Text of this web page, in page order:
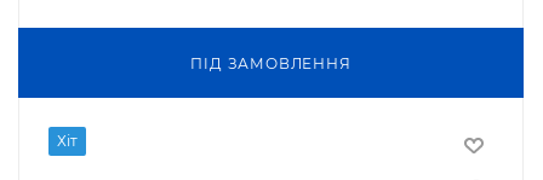
ПIД ЗАМОВЛЕННЯ
Хіт